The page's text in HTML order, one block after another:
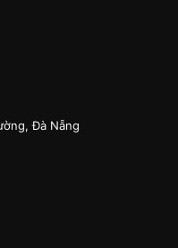
Đà Nẵng